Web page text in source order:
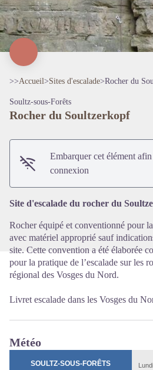
Voir
>>Accueil>Sites d'escalade>Rocher du
Soultz-sous-Forêts
Rocher du Soultzerkopf
Embarquer cet élément
connexion
Site d'escalade du rocher du
Rocher équipé et conventionné pour
avec matériel approprié sauf
site. Cette convention a été élaborée
pour la pratique de l’escalade sur les
régional des Vosges du Nord.
Livret escalade dans les Vosges du
Météo